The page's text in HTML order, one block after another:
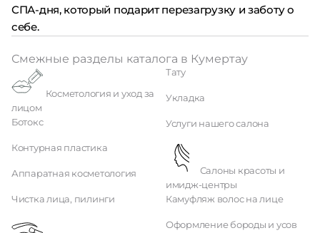
СПА-дня, который подарит перезагрузку и заботу о
себе.
Смежные разделы каталога в Кумертау
лицом
Ботокс
Контурная пластика
Аппаратная косметология
Чистка лица, пилинги
Тату
Укладка
Услуги нашего салона
имидж-центры
Камуфляж волос на лице
Оформление бороды и усов